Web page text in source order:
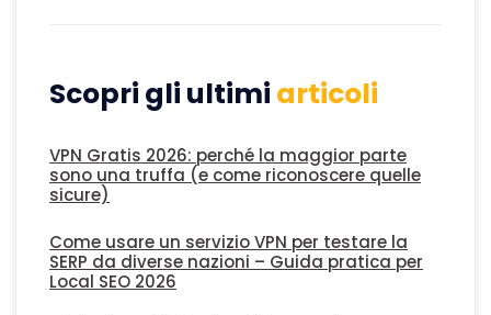
Scopri gli ultimi articoli
VPN Gratis 2026: perché la maggior parte
sono una truffa (e come riconoscere quelle
sicure)
Come usare un servizio VPN per testare la
SERP da diverse nazioni – Guida pratica per
Local SEO 2026